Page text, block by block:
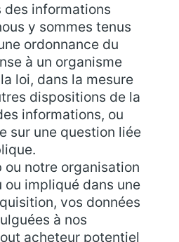
des informations
y sommes tenus
ordonnance du
à un organisme
loi, dans la mesure
dispositions de la
informations, ou
sur une question liée
ou notre organisation
ou impliqué dans une
vos données
à nos
acheteur potentiel